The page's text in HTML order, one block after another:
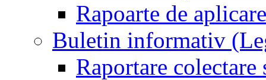
Rapoarte de
Buletin informativ
Raportare colectare